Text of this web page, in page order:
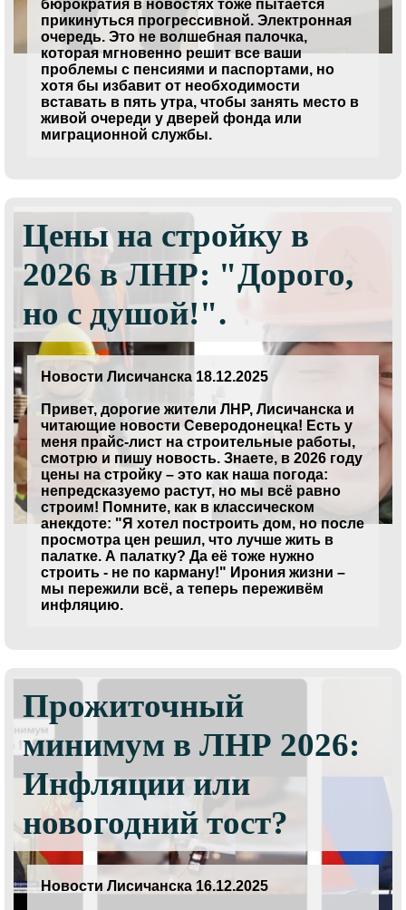
бюрократия в новостях тоже пытается
прикинуться прогрессивной. Электронная
очередь. Это не волшебная палочка,
которая мгновенно решит все ваши
проблемы с пенсиями и паспортами, но
хотя бы избавит от необходимости
вставать в пять утра, чтобы занять место в
живой очереди у дверей фонда или
миграционной службы.
Цены на стройку в
2026 в ЛНР: "Дорого,
но с душой!".
Новости Лисичанска 18.12.2025
Привет, дорогие жители ЛНР, Лисичанска и
читающие новости Северодонецка! Есть у
меня прайс-лист на строительные работы,
смотрю и пишу новость. Знаете, в 2026 году
цены на стройку – это как наша погода:
непредсказуемо растут, но мы всё равно
строим! Помните, как в классическом
анекдоте: "Я хотел построить дом, но после
просмотра цен решил, что лучше жить в
палатке. А палатку? Да её тоже нужно
строить - не по карману!" Ирония жизни –
мы пережили всё, а теперь переживём
инфляцию.
Прожиточный
минимум в ЛНР 2026:
Инфляции или
новогодний тост?
Новости Лисичанска 16.12.2025